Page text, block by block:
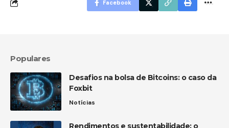
Facebook
Populares
Desafios na bolsa de Bitcoins: o caso da
Foxbit
Notícias
Rendimentos e sustentabilidade: o